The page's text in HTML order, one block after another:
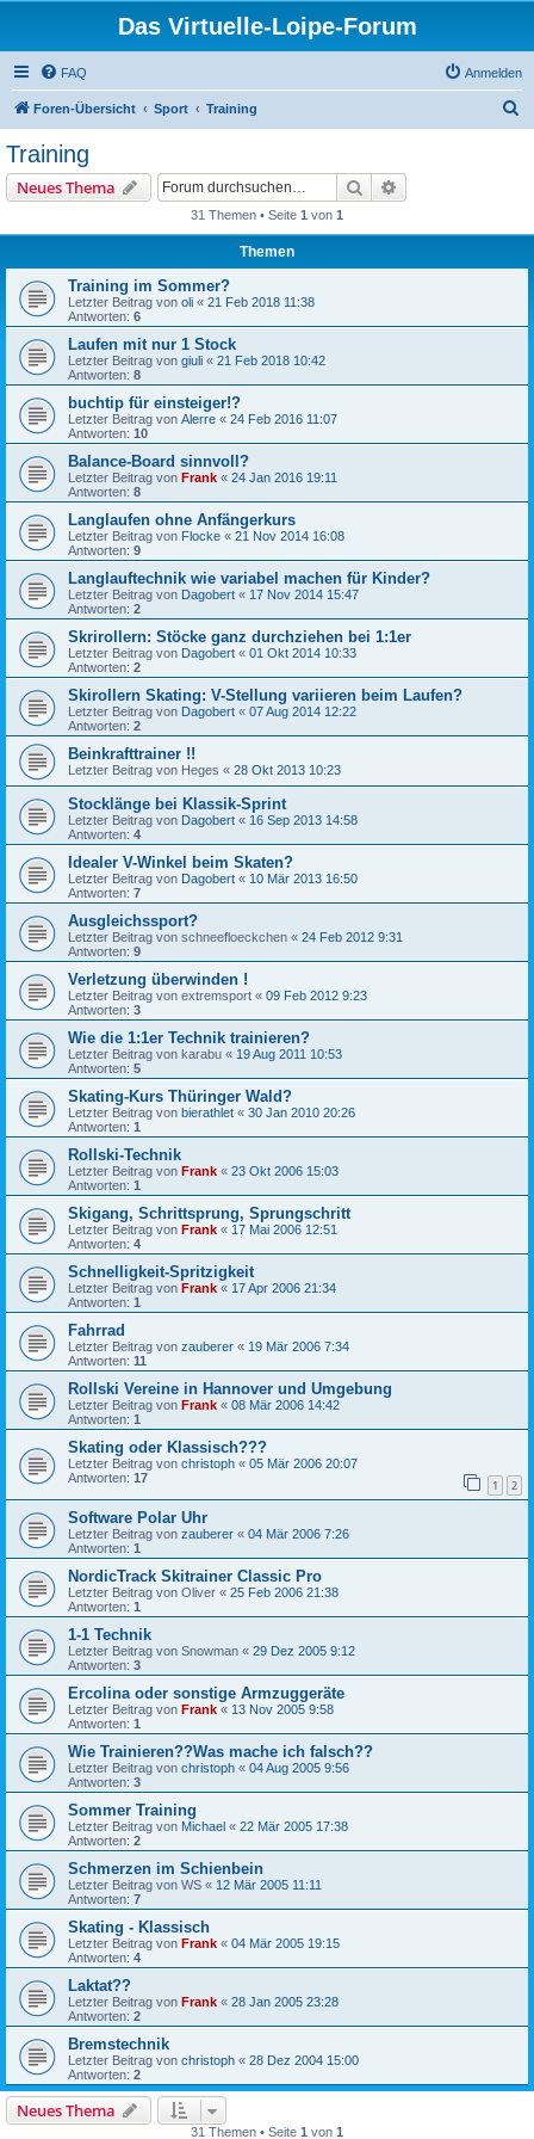
Das Virtuelle-Loipe-Forum
FAQ Anmelden
Foren-Übersicht Sport Training
Training
Neues Thema Suche
31 Themen • Seite 1 von 1
Themen
Training im Sommer?
Letzter Beitrag von oli « 21 Feb 2018 11:38
Antworten: 6
Laufen mit nur 1 Stock
Letzter Beitrag von giuli « 21 Feb 2018 10:42
Antworten: 8
buchtip für einsteiger!?
Letzter Beitrag von Alerre « 24 Feb 2016 11:07
Antworten: 10
Balance-Board sinnvoll?
Letzter Beitrag von Frank « 24 Jan 2016 19:11
Antworten: 8
Langlaufen ohne Anfängerkurs
Letzter Beitrag von Flocke « 21 Nov 2014 16:08
Antworten: 9
Langlauftechnik wie variabel machen für Kinder?
Letzter Beitrag von Dagobert « 17 Nov 2014 15:47
Antworten: 2
Skrirollern: Stöcke ganz durchziehen bei 1:1er
Letzter Beitrag von Dagobert « 01 Okt 2014 10:33
Antworten: 2
Skirollern Skating: V-Stellung variieren beim Laufen?
Letzter Beitrag von Dagobert « 07 Aug 2014 12:22
Antworten: 2
Beinkrafttrainer !!
Letzter Beitrag von Heges « 28 Okt 2013 10:23
Stocklänge bei Klassik-Sprint
Letzter Beitrag von Dagobert « 16 Sep 2013 14:58
Antworten: 4
Idealer V-Winkel beim Skaten?
Letzter Beitrag von Dagobert « 10 Mär 2013 16:50
Antworten: 7
Ausgleichssport?
Letzter Beitrag von schneefloeckchen « 24 Feb 2012 9:31
Antworten: 9
Verletzung überwinden !
Letzter Beitrag von extremsport « 09 Feb 2012 9:23
Antworten: 3
Wie die 1:1er Technik trainieren?
Letzter Beitrag von karabu « 19 Aug 2011 10:53
Antworten: 5
Skating-Kurs Thüringer Wald?
Letzter Beitrag von bierathlet « 30 Jan 2010 20:26
Antworten: 1
Rollski-Technik
Letzter Beitrag von Frank « 23 Okt 2006 15:03
Antworten: 1
Skigang, Schrittsprung, Sprungschritt
Letzter Beitrag von Frank « 17 Mai 2006 12:51
Antworten: 4
Schnelligkeit-Spritzigkeit
Letzter Beitrag von Frank « 17 Apr 2006 21:34
Antworten: 1
Fahrrad
Letzter Beitrag von zauberer « 19 Mär 2006 7:34
Antworten: 11
Rollski Vereine in Hannover und Umgebung
Letzter Beitrag von Frank « 08 Mär 2006 14:42
Antworten: 1
Skating oder Klassisch???
Letzter Beitrag von christoph « 05 Mär 2006 20:07
Antworten: 17 1 2
Software Polar Uhr
Letzter Beitrag von zauberer « 04 Mär 2006 7:26
Antworten: 1
NordicTrack Skitrainer Classic Pro
Letzter Beitrag von Oliver « 25 Feb 2006 21:38
Antworten: 1
1-1 Technik
Letzter Beitrag von Snowman « 29 Dez 2005 9:12
Antworten: 3
Ercolina oder sonstige Armzuggeräte
Letzter Beitrag von Frank « 13 Nov 2005 9:58
Antworten: 1
Wie Trainieren??Was mache ich falsch??
Letzter Beitrag von christoph « 04 Aug 2005 9:56
Antworten: 3
Sommer Training
Letzter Beitrag von Michael « 22 Mär 2005 17:38
Antworten: 2
Schmerzen im Schienbein
Letzter Beitrag von WS « 12 Mär 2005 11:11
Antworten: 7
Skating - Klassisch
Letzter Beitrag von Frank « 04 Mär 2005 19:15
Antworten: 4
Laktat??
Letzter Beitrag von Frank « 28 Jan 2005 23:28
Antworten: 2
Bremstechnik
Letzter Beitrag von christoph « 28 Dez 2004 15:00
Antworten: 2
Neues Thema
31 Themen • Seite 1 von 1